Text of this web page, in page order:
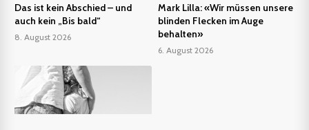
Das ist kein Abschied – und
auch kein „Bis bald“
8. August 2026
Mark Lilla: «Wir müssen unsere
blinden Flecken im Auge
behalten»
6. August 2026